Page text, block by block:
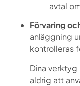
avtal
Förvaring
anläggning
kontrolleras
Dina verktyg
aldrig att